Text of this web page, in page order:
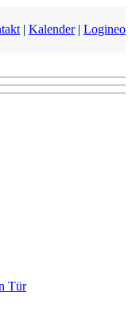
| Kalender| Logineo
Tür